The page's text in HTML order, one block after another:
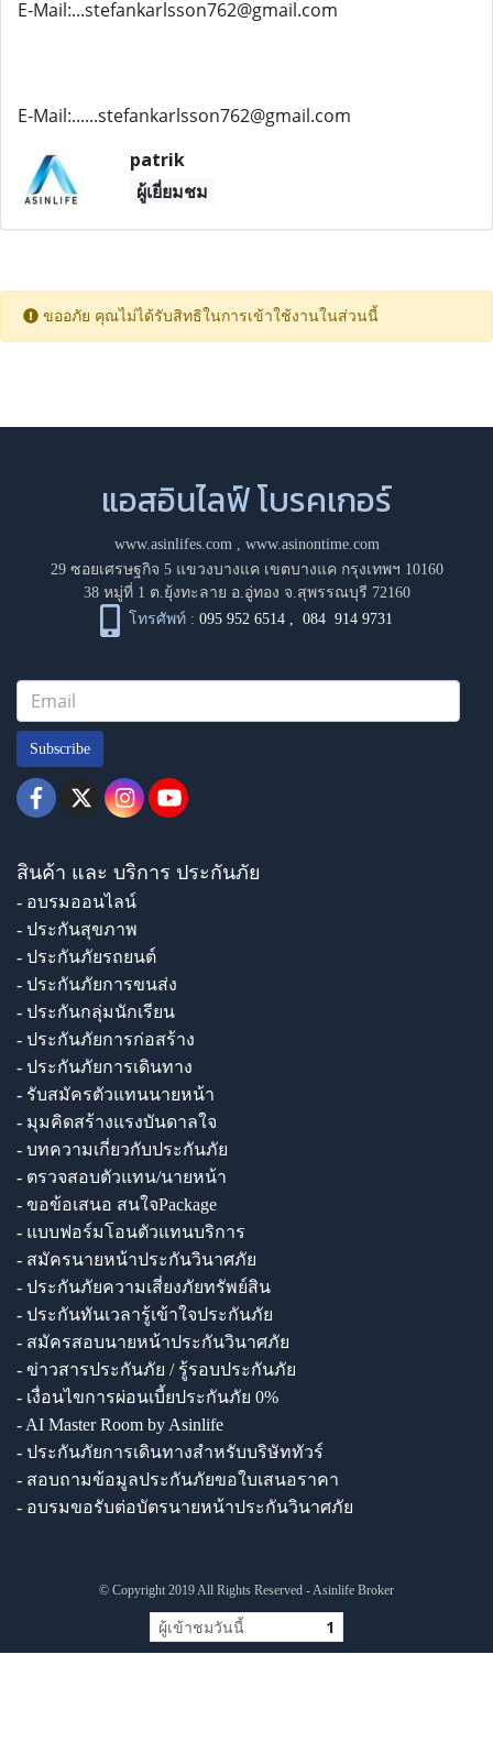
E-Mail:...stefankarlsson762@gmail.com
E-Mail:......stefankarlsson762@gmail.com
patrik
ผู้เยี่ยมชม
ขออภัย คุณไม่ได้รับสิทธิในการเข้าใช้งานในส่วนนี้
แอสอินไลฟ์ โบรคเกอร์
www.asinlifes.com, www.asinontime.com
29 ซอยเศรษฐกิจ 5 แขวงบางแค เขตบางแค กรุงเทพฯ 10160
38 หมู่ที่ 1 ต.ยุ้งทะลาย อ.อู่ทอง จ.สุพรรณบุรี 72160
โทรศัพท์ : 095 952 6514 ,084 914 9731
Subscribe
สินค้า และ บริการ ประกันภัย
- อบรมออนไลน์
- ประกันสุขภาพ
- ประกันภัยรถยนต์
- ประกันภัยการขนส่ง
- ประกันกลุ่มนักเรียน
- ประกันภัยการก่อสร้าง
- ประกันภัยการเดินทาง
- รับสมัครตัวแทนนายหน้า
- มุมคิดสร้างแรงบันดาลใจ
- บทความเกี่ยวกับประกันภัย
- ตรวจสอบตัวแทน/นายหน้า
- ขอข้อเสนอ สนใจPackage
- แบบฟอร์มโอนตัวแทนบริการ
- สมัครนายหน้าประกันวินาศภัย
- ประกันภัยความเสี่ยงภัยทรัพย์สิน
- ประกันทันเวลารู้เข้าใจประกันภัย
- สมัครสอบนายหน้าประกันวินาศภัย
- ข่าวสารประกันภัย / รู้รอบประกันภัย
- เงื่อนไขการผ่อนเบี้ยประกันภัย 0%
- AI Master Room by Asinlife
- ประกันภัยการเดินทางสำหรับบริษัททัวร์
- สอบถามข้อมูลประกันภัยขอใบเสนอราคา
- อบรมขอรับต่อบัตรนายหน้าประกันวินาศภัย
© Copyright 2019 All Rights Reserved - Asinlife Broker
ผู้เข้าชมวันนี้ 1